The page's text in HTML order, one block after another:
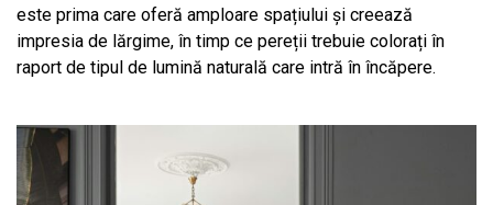
este prima care oferă amploare spațiului și creează
impresia de lărgime, în timp ce pereții trebuie colorați în
raport de tipul de lumină naturală care intră în încăpere.